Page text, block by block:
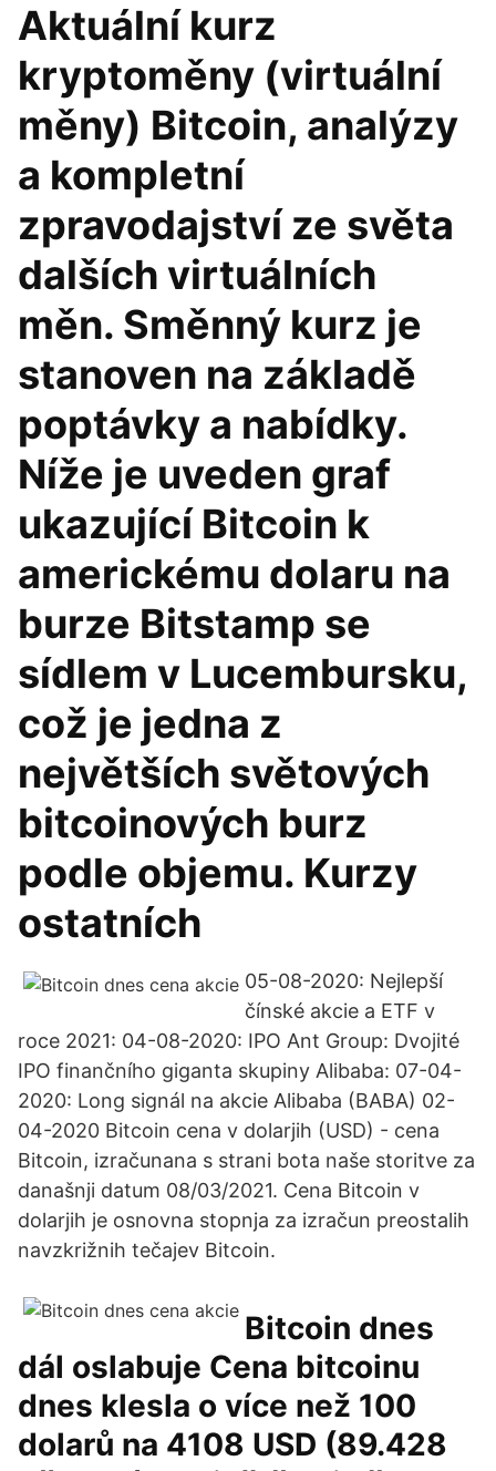
Aktuální kurz
kryptoměny (virtuální
měny) Bitcoin, analýzy
a kompletní
zpravodajství ze světa
dalších virtuálních
měn. Směnný kurz je
stanoven na základě
poptávky a nabídky.
Níže je uveden graf
ukazující Bitcoin k
americkému dolaru na
burze Bitstamp se
sídlem v Lucembursku,
což je jedna z
největších světových
bitcoinových burz
podle objemu. Kurzy
ostatních
05-08-2020: Nejlepší
čínské akcie a ETF v
roce 2021: 04-08-2020: IPO Ant Group: Dvojité
IPO finančního giganta skupiny Alibaba: 07-04-
2020: Long signál na akcie Alibaba (BABA) 02-
04-2020 Bitcoin cena v dolarjih (USD) - cena
Bitcoin, izračunana s strani bota naše storitve za
današnji datum 08/03/2021. Cena Bitcoin v
dolarjih je osnovna stopnja za izračun preostalih
navzkrižnih tečajev Bitcoin.
Bitcoin dnes
dál oslabuje Cena bitcoinu
dnes klesla o více než 100
dolarů na 4108 USD (89.428